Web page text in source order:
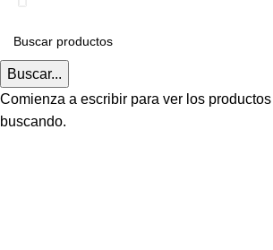
Buscar...
Comienza a escribir para ver los
buscando.
Delivery gratis a Todo el